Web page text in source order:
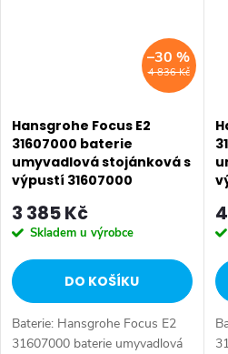
4 836 Kč
–30 %
Hansgrohe Focus E2
31607000 baterie
umyvadlová stojánková s
výpustí 31607000
3 385 Kč
Skladem u výrobce
DO KOŠÍKU
Baterie: Hansgrohe Focus E2
31607000 baterie umyvadlová